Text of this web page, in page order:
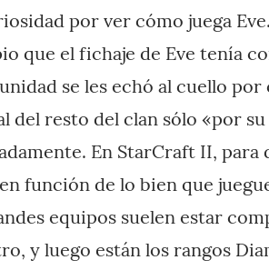
por ver cómo juega
que el fichaje de Eve tenía
se les echó al cuello por
del resto del clan sólo «por
En StarCraft II, para
función de lo bien que
equipos suelen estar
y luego están los rangos